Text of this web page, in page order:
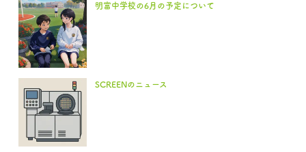
明富中学校の6月の予定について
SCREENのニュース